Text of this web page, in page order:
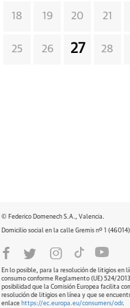
18 19 20 21
25 26 27 28
© Federico Domenech S.A., Valencia.
Domicilio social en la calle Gremis nº 1
En lo posible, para la resolución de litigios en
consumo conforme Reglamento (UE) 524/
posibilidad que la Comisión Europea facilita
resolución de litigios en línea y que se
enlace https://ec.europa.eu/consumers/odr.